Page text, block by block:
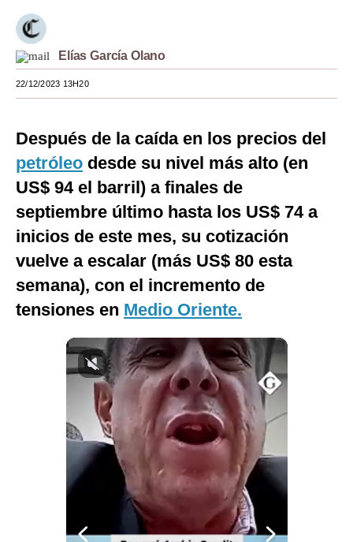
Moda
Estilos
Mundo
México
España
Internacional
Tecnología
Club del Suscriptor
Mix
G de Gestión
Notas Contratadas
Gestión TV
Elías García Olano
22/12/2023 13H20
Después de la caída en los precios del
petróleo desde su nivel más alto (en
US$ 94 el barril) a finales de
septiembre último hasta los US$ 74 a
inicios de este mes, su cotización
vuelve a escalar (más US$ 80 esta
semana), con el incremento de
tensiones en Medio Oriente.